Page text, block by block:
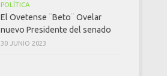
POLÍTICA
El Ovetense ¨Beto¨ Ovelar
nuevo Presidente del senado
30 JUNIO 2023